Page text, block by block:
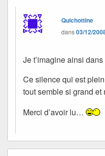
Quichottine
dans03/12/
Je t’imagine ainsi
Ce silence qui est
tout semble si grand et
Merci d’avoir lu…